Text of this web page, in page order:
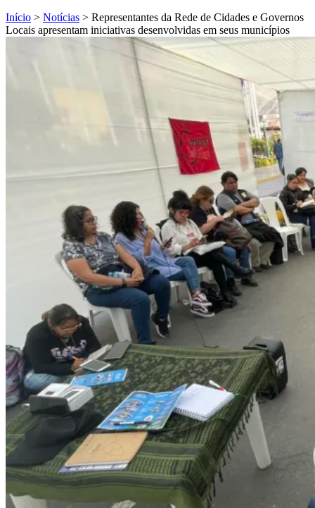
Início > Notícias > Representantes da Rede de Cidades e Governos
Locais apresentam iniciativas desenvolvidas em seus municípios